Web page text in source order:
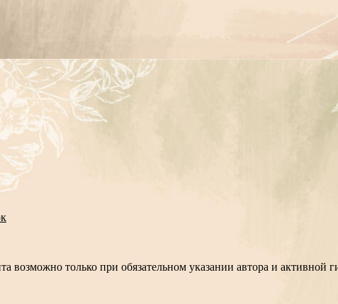
возможно только при обязательном указании автора и активной